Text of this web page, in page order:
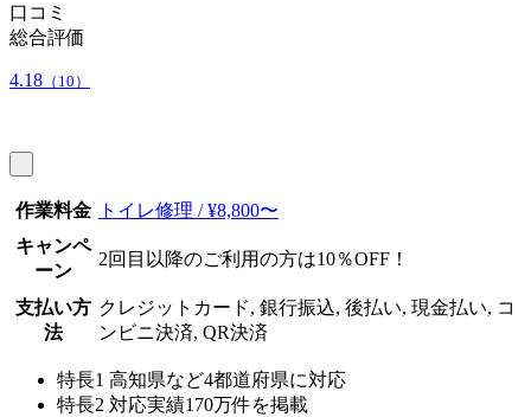
口コミ
総合評価
4.18 （10）
作業料金
トイレ修理 / ¥8,800〜
キャンペ
ーン
2回目以降のご利用の方は10％OFF！
支払い方
法
クレジットカード, 銀行振込, 後払い, 現金払い, コ
ンビニ決済, QR決済
特長1 高知県など4都道府県に対応
特長2 対応実績170万件を掲載